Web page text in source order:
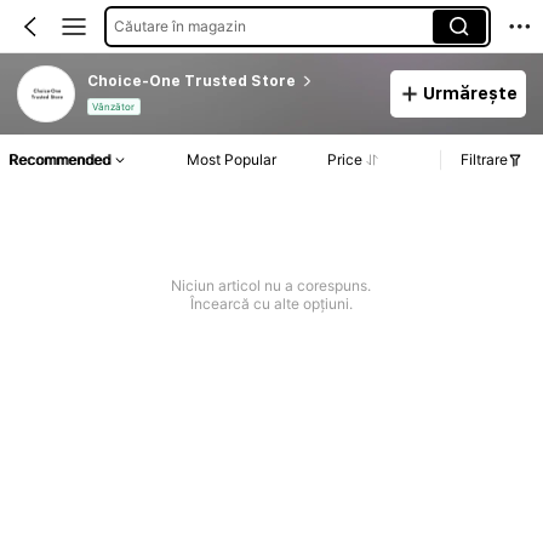
Căutare în magazin
Choice-One Trusted Store
Vânzător
Urmărește
Recommended Most Popular Price Filtrare
Niciun articol nu a corespuns.
Încearcă cu alte opțiuni.